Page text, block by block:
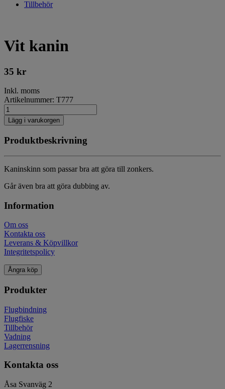
Tillbehör
Vit kanin
35 kr
Inkl. moms
Artikelnummer: T777
Lägg i varukorgen
Produktbeskrivning
Kaninskinn som passar bra att göra till zonkers.
Går även bra att göra dubbing av.
Information
Om oss
Kontakta oss
Leverans & Köpvillkor
Integritetspolicy
Ångra köp
Produkter
Flugbindning
Flugfiske
Tillbehör
Vadning
Lagerrensning
Kontakta oss
Åsa Svanväg 2